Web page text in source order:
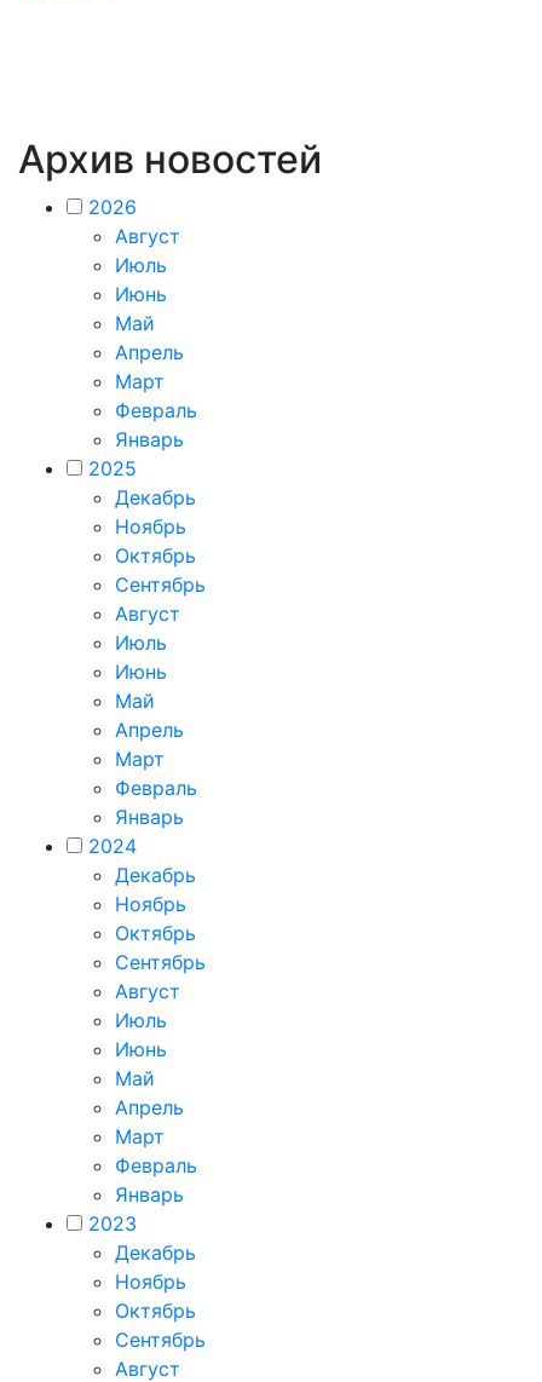
Архив новостей
2026
Август
Июль
Июнь
Май
Апрель
Март
Февраль
Январь
2025
Декабрь
Ноябрь
Октябрь
Сентябрь
Август
Июль
Июнь
Май
Апрель
Март
Февраль
Январь
2024
Декабрь
Ноябрь
Октябрь
Сентябрь
Август
Июль
Июнь
Май
Апрель
Март
Февраль
Январь
2023
Декабрь
Ноябрь
Октябрь
Сентябрь
Август